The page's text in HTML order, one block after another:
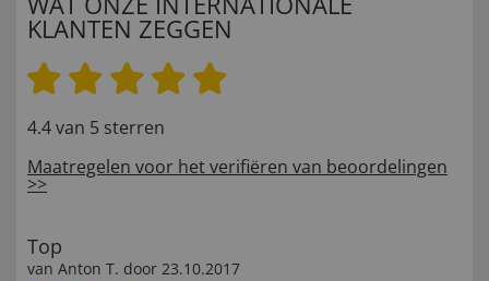
KLANTEN ZEGGEN
4.4 van 5 sterren
Maatregelen voor het verifiëren van beoordelingen
>>
Top
van Anton T. door 23.10.2017